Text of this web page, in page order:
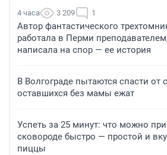
4 часа 3 209 1
Автор фантастического
работала в Перми
написала на спор — ее история
В Волгограде пытаются спасти от
оставшихся без мамы ежат
Успеть за 25 минут: что можно
сковороде быстро — простой и
пиццы